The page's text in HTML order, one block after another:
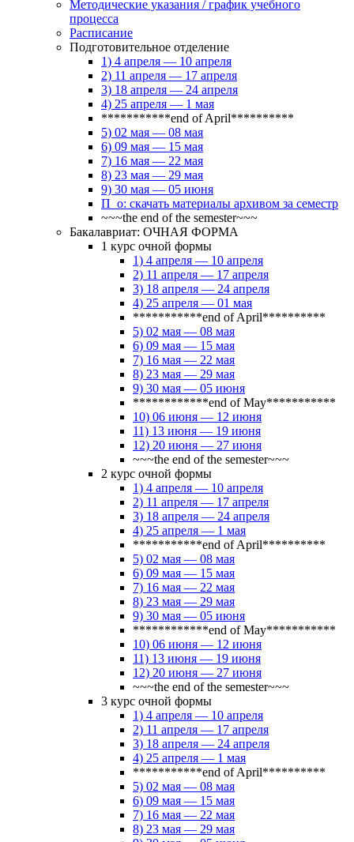
Методические указания / график учебного
процесса
Расписание
Подготовительное отделение
1) 4 апреля — 10 апреля
2) 11 апреля — 17 апреля
3) 18 апреля — 24 апреля
4) 25 апреля — 1 мая
***********end of April**********
5) 02 мая — 08 мая
6) 09 мая — 15 мая
7) 16 мая — 22 мая
8) 23 мая — 29 мая
9) 30 мая — 05 июня
П_о: скачать материалы архивом за семестр
~~~the end of the semester~~~
Бакалавриат: ОЧНАЯ ФОРМА
1 курс очной формы
1) 4 апреля — 10 апреля
2) 11 апреля — 17 апреля
3) 18 апреля — 24 апреля
4) 25 апреля — 01 мая
***********end of April**********
5) 02 мая — 08 мая
6) 09 мая — 15 мая
7) 16 мая — 22 мая
8) 23 мая — 29 мая
9) 30 мая — 05 июня
************end of May***********
10) 06 июня — 12 июня
11) 13 июня — 19 июня
12) 20 июня — 27 июня
~~~the end of the semester~~~
2 курс очной формы
1) 4 апреля — 10 апреля
2) 11 апреля — 17 апреля
3) 18 апреля — 24 апреля
4) 25 апреля — 1 мая
***********end of April**********
5) 02 мая — 08 мая
6) 09 мая — 15 мая
7) 16 мая — 22 мая
8) 23 мая — 29 мая
9) 30 мая — 05 июня
************end of May***********
10) 06 июня — 12 июня
11) 13 июня — 19 июня
12) 20 июня — 27 июня
~~~the end of the semester~~~
3 курс очной формы
1) 4 апреля — 10 апреля
2) 11 апреля — 17 апреля
3) 18 апреля — 24 апреля
4) 25 апреля — 1 мая
***********end of April**********
5) 02 мая — 08 мая
6) 09 мая — 15 мая
7) 16 мая — 22 мая
8) 23 мая — 29 мая